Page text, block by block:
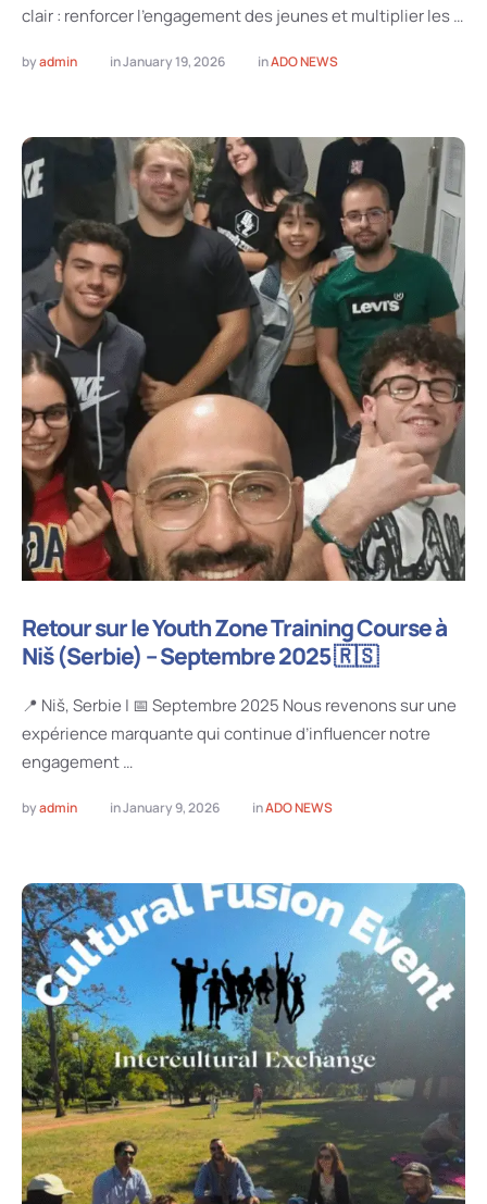
clair : renforcer l’engagement des jeunes et multiplier les …
by admin in January 19, 2026 in ADO NEWS
Retour sur le Youth Zone Training Course à
Niš (Serbie) – Septembre 2025 🇷🇸
📍 Niš, Serbie | 📅 Septembre 2025 Nous revenons sur une
expérience marquante qui continue d’influencer notre
engagement …
by admin in January 9, 2026 in ADO NEWS